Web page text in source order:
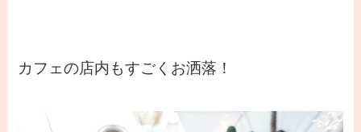
カフェの店内もすごくお洒落！